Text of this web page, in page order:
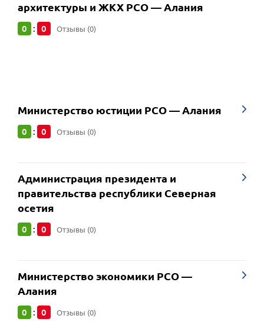
архитектуры и ЖКХ РСО — Алания
0 : 0 Отзывы (0)
Министерство юстиции РСО — Алания
0 : 0 Отзывы (0)
Администрация президента и
правительства республики Северная
осетия
0 : 0 Отзывы (0)
Министерство экономики РСО —
Алания
0 : 0 Отзывы (0)